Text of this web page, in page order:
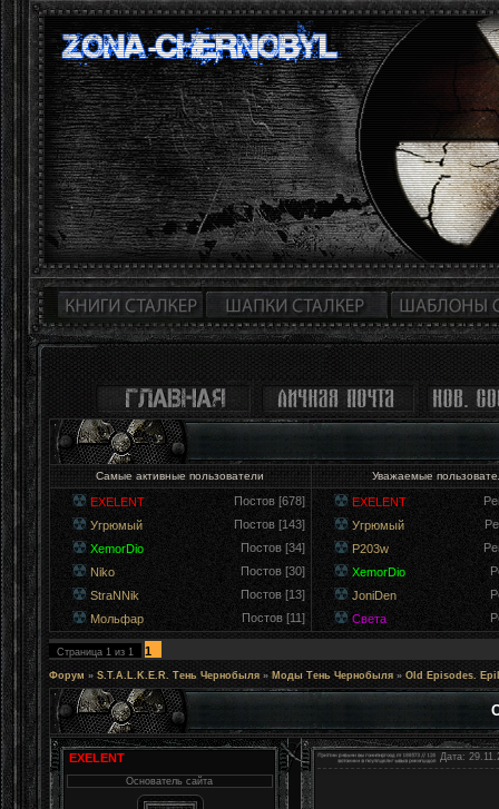
Самые активные пользователи Уважаемые
EXELENT
Постов [678]
Угрюмый
Постов [143]
XemorDio
Постов [34]
Niko
Постов [30]
StraNNik
Постов [13]
Мольфар
Постов [11]
EXELENT
Угрюмый
P203w
XemorDio
JoniDen
Света
Страница 1 из 1 1
Форум » S.T.A.L.K.E.R. Тень Чернобыля » Моды Тень Чернобыля » Old Episodes.
EXELENT
Основатель сайта
Дата: